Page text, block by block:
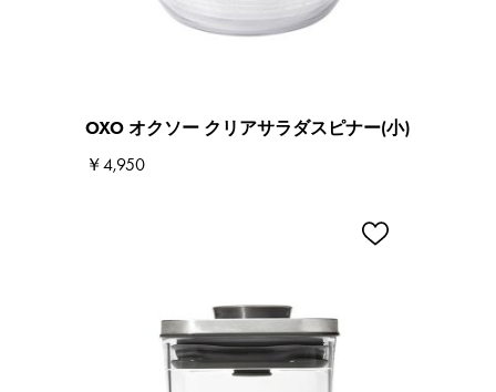
OXO オクソー クリアサラダスピナー(小)
￥4,950